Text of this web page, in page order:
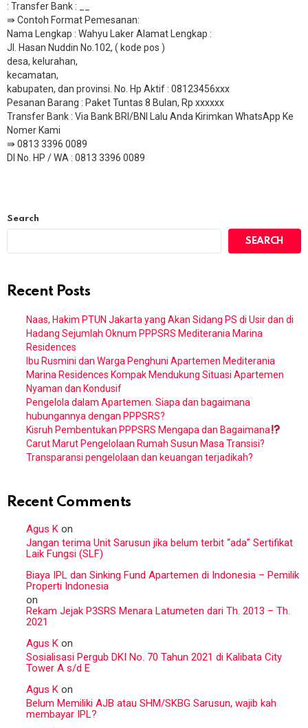
: Transfer Bank : __
​⇛ Contoh Format Pemesanan:
Nama Lengkap : Wahyu Laker Alamat Lengkap :
Jl. Hasan Nuddin No.102, ( kode pos )
desa, kelurahan,
kecamatan,
kabupaten, dan provinsi. No. Hp Aktif : 08123456xxx
Pesanan Barang : Paket Tuntas 8 Bulan, Rp xxxxxx
​Transfer Bank : Via Bank BRI/BNI Lalu Anda Kirimkan WhatsApp Ke
Nomer Kami
⇛ 0813 3396 0089
DI No. HP / WA : 0813 3396 0089
Search
SEARCH
Recent Posts
Naas, Hakim PTUN Jakarta yang Akan Sidang PS di Usir dan di
Hadang Sejumlah Oknum PPPSRS Mediterania Marina
Residences
Ibu Rusmini dan Warga Penghuni Apartemen Mediterania
Marina Residences Kompak Mendukung Situasi Apartemen
Nyaman dan Kondusif
Pengelola dalam Apartemen. Siapa dan bagaimana
hubungannya dengan PPPSRS?
Kisruh Pembentukan PPPSRS Mengapa dan Bagaimana
Carut Marut Pengelolaan Rumah Susun Masa Transisi?
Transparansi pengelolaan dan keuangan terjadikah?
Recent Comments
Agus K on
Jangan terima Unit Sarusun jika belum terbit “ada” Sertifikat
Laik Fungsi (SLF)
Biaya IPL dan Sinking Fund Apartemen di Indonesia – Pemilik
Properti Indonesia
on
Rekam Jejak P3SRS Menara Latumeten dari Th. 2013 – Th.
2021
Agus K on
Sosialisasi Pergub DKI No. 70 Tahun 2021 di Kalibata City
Tower A s/d E
Agus K on
Belum Memiliki AJB atau SHM/SKBG Sarusun, wajib kah
membayar IPL?